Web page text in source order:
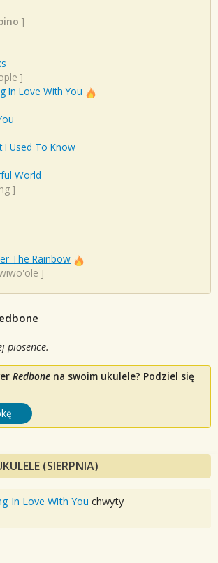
]
]
In Love With You
I Used To Know
World
]
The Rainbow
]
piosence.
Redbone na swoim ukulele? Podziel się
(SIERPNIA)
In Love With You chwyty